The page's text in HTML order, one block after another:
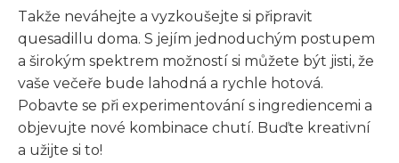
Takže neváhejte a vyzkoušejte si připravit
quesadillu doma. S jejím jednoduchým postupem
a širokým spektrem možností si můžete být jisti, že
vaše večeře bude lahodná a rychle hotová.
Pobavte se při experimentování s ingrediencemi a
objevujte nové kombinace chutí. Buďte kreativní
a užijte si to!